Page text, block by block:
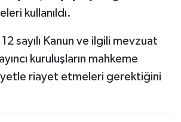
kullanıldı.
sayılı Kanun ve ilgili mevzuat
kuruluşların mahkeme
riayet etmeleri gerektiğini